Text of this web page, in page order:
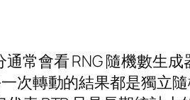
常會看 RNG 隨機數生
次轉動的結果都是獨立